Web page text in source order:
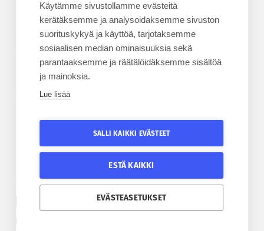
Käytämme sivustollamme evästeitä
kerätäksemme ja analysoidaksemme sivuston
suorituskykyä ja käyttöä, tarjotaksemme
sosiaalisen median ominaisuuksia sekä
parantaaksemme ja räätälöidäksemme sisältöä
ja mainoksia.
Lue lisää
SALLI KAIKKI EVÄSTEET
ESTÄ KAIKKI
EVÄSTEASETUKSET
BLOGIT
Kesäyliopiston blogi
TILAA UUTISKIRJE
Tilaa kesäyliopiston uutiskirje
Tilaa Epanetin uutiskirje
SEURAA KESÄYLIOPISTOA
Etelä-Pohjanmaan kesäyliopiston Facebook
SEURAA EPANETIA
Epanetin Twitter